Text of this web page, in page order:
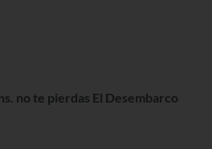
no te pierdas El Desembarco